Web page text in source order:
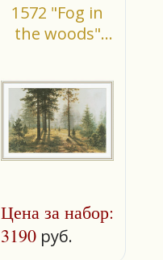
1572 "Fog in
the woods"
Цена за набор:
3190 руб.